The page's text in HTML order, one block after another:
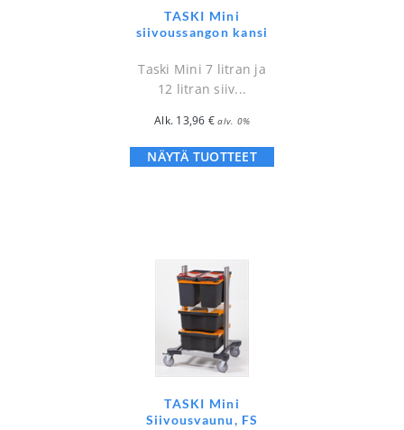
TASKI Mini
siivoussangon kansi
Taski Mini 7 litran ja
12 litran siiv...
Alk. 13,96 € alv. 0%
NÄYTÄ TUOTTEET
TASKI Mini
Siivousvaunu, FS